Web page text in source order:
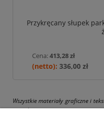
Przykręcany słupek
Cena:413,28 zł
336,00 zł
Wszystkie materiały graficzne i
są chronione prawami